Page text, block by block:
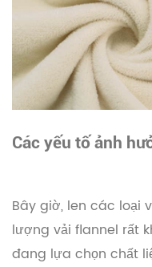
Các yếu tố ảnh
Bây giờ, len các loại
lượng vải flannel rất
đang lựa chọn chất